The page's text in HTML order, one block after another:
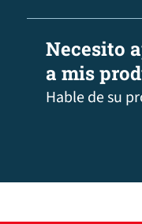
Necesito
a mis
Hable de su